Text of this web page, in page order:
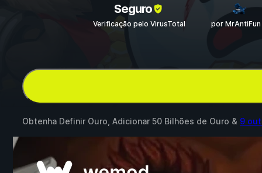
Seguro
Verificação pelo VirusTotal por
Obtenha Definir Ouro, Adicionar 50 Bilhões de Ouro & 9